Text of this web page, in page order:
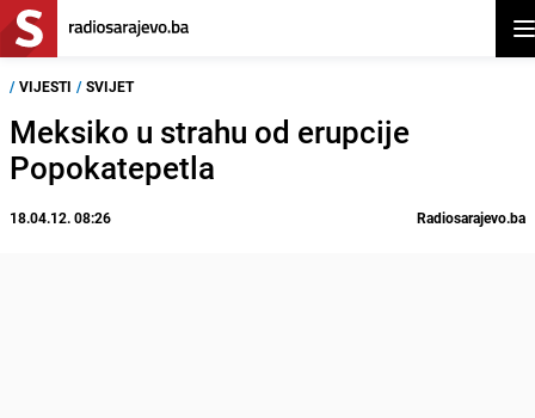
/ VIJESTI / SVIJET
Meksiko u strahu od erupcije
Popokatepetla
18.04.12. 08:26 Radiosarajevo.ba